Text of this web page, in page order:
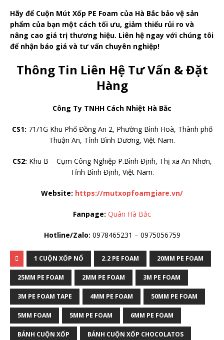
Hãy để Cuộn Mút Xốp PE Foam của Hà Bắc bảo vệ sản
phẩm của bạn một cách tối ưu, giảm thiểu rủi ro và
nâng cao giá trị thương hiệu. Liên hệ ngay với chúng tôi
để nhận báo giá và tư vấn chuyên nghiệp!
Thông Tin Liên Hệ Tư Vấn & Đặt
Hàng
Công Ty TNHH Cách Nhiệt Hà Bắc
CS1: 71/1G Khu Phố Đồng An 2, Phường Bình Hoà, Thành phố
Thuận An, Tỉnh Bình Dương, Việt Nam.
CS2: Khu B – Cụm Công Nghiệp P.Bình Định, Thị xã An Nhơn,
Tỉnh Bình Định, Việt Nam.
Website: https://mutxopfoamgiare.vn/
Fanpage: Quân Hà Bắc
Hotline/Zalo: 0978465231 – 0975056759
1 CUỘN XỐP NỔ 2.2 PE FOAM 20MM PE FOAM
25MM PE FOAM 2MM PE FOAM 3M PE FOAM
3M PE FOAM TAPE 4MM PE FOAM 50MM PE FOAM
5MM FOAM 5MM PE FOAM 6MM PE FOAM
BÁNH CUỘN XỐP BÁNH CUỘN XỐP CHOCOLATOS